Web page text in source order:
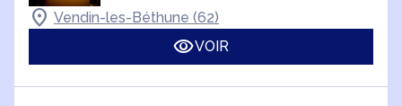
Vendin-les-Béthune (62)
VOIR